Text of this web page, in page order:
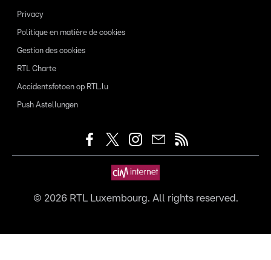
Privacy
Politique en matière de cookies
Gestion des cookies
RTL Charte
Accidentsfotoen op RTL.lu
Push Astellungen
© 2026RTL Luxembourg. All rights reserved.